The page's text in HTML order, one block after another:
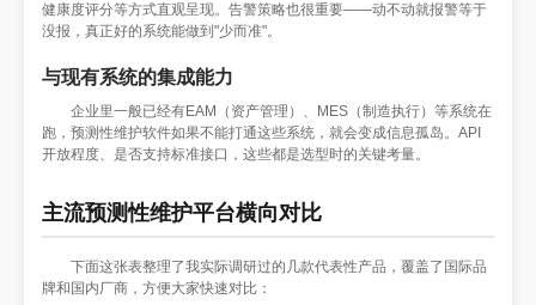
健康度评分等方式直观呈现。告警策略也很重要——动不动就报警等于
没报，真正好的系统能做到"少而准"。
与现有系统的集成能力
企业里一般已经有EAM（资产管理）、MES（制造执行）等系统在
跑，预测性维护软件如果不能打通这些系统，就会变成信息孤岛。API
开放程度、是否支持标准接口，这些都是选型时的关键考量。
主流预测性维护平台横向对比
下面这张表整理了我实际调研过的几款代表性产品，覆盖了国际品
牌和国内厂商，方便大家快速对比：